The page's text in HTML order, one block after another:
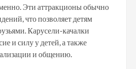
Эти аттракционы обычно
что позволяет детям
Карусели-качалки
и силу у детей, а также
и общению.